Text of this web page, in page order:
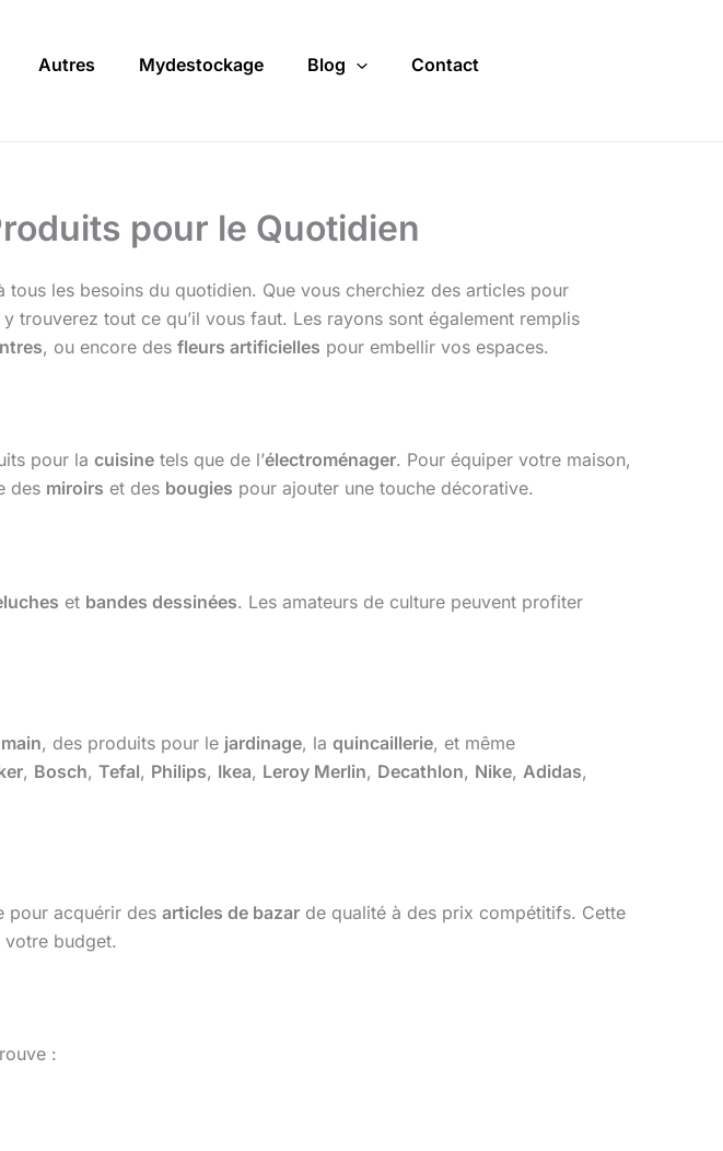
Autres Mydestockage Blog Contact
pour le Quotidien
les besoins du quotidien. Que vous cherchiez des articles pour
trouverez tout ce qu’il vous faut. Les rayons sont également remplis
, ou encore des fleurs artificielles pour embellir vos espaces.
pour la cuisine tels que de l’électroménager. Pour équiper votre maison,
des miroirs et des bougies pour ajouter une touche décorative.
et bandes dessinées. Les amateurs de culture peuvent profiter
, des produits pour le jardinage, la quincaillerie, et même
, Bosch, Tefal, Philips, Ikea, Leroy Merlin, Decathlon, Nike, Adidas,
pour acquérir des articles de bazar de qualité à des prix compétitifs. Cette
budget.
: